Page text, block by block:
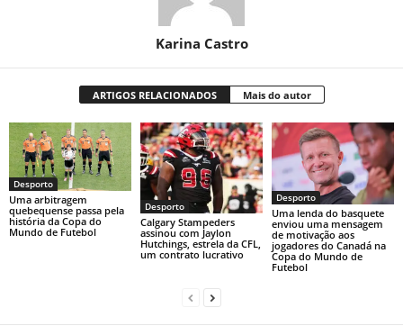
Karina Castro
ARTIGOS RELACIONADOS Mais do autor
Desporto
Uma arbitragem
quebequense passa pela
história da Copa do
Mundo de Futebol
Desporto
Calgary Stampeders
assinou com Jaylon
Hutchings, estrela da CFL,
um contrato lucrativo
Desporto
Uma lenda do basquete
enviou uma mensagem
de motivação aos
jogadores do Canadá na
Copa do Mundo de
Futebol